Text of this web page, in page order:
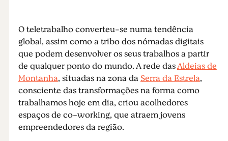
O teletrabalho converteu-se numa tendência
global, assim como a tribo dos nómadas digitais
que podem desenvolver os seus trabalhos a partir
de qualquer ponto do mundo. A rede dasAldeias de
Montanha, situadas na zona daSerra da Estrela,
consciente das transformações na forma como
trabalhamos hoje em dia, criou acolhedores
espaços de co-working, que atraem jovens
empreendedores da região.